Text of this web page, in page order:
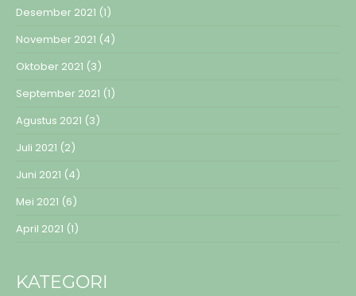
Desember 2021 (1)
November 2021 (4)
Oktober 2021 (3)
September 2021 (1)
Agustus 2021 (3)
Juli 2021 (2)
Juni 2021 (4)
Mei 2021 (6)
April 2021 (1)
KATEGORI